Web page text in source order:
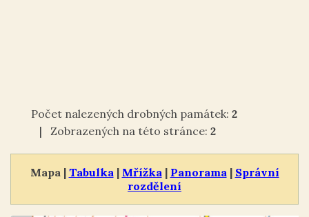
Počet nalezených drobných památek: 2
| Zobrazených na této stránce: 2
Mapa | Tabulka | Mřížka | Panorama | Správní
rozdělení